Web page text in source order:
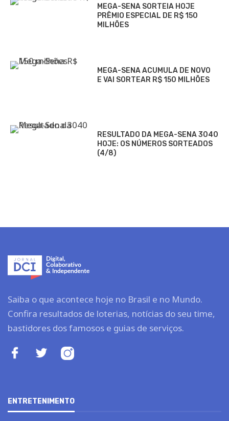
MEGA-SENA SORTEIA HOJE
PRÊMIO ESPECIAL DE R$ 150
MILHÕES
MEGA-SENA ACUMULA DE NOVO
E VAI SORTEAR R$ 150 MILHÕES
RESULTADO DA MEGA-SENA 3040
HOJE: OS NÚMEROS SORTEADOS
(4/8)
Saiba o que acontece hoje no Brasil e no Mundo.
Confira resultados de loterias, notícias do seu time,
bastidores dos famosos e guias de serviços.
ENTRETENIMENTO